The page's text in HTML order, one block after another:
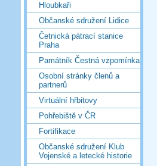
Hloubkaři
Občanské sdružení Lidice
Četnická pátrací stanice
Praha
Památník Čestná vzpomínka
Osobní stránky členů a
partnerů
Virtuální hřbitovy
Pohřebiště v ČR
Fortifikace
Občanské sdružení Klub
Vojenské a letecké historie